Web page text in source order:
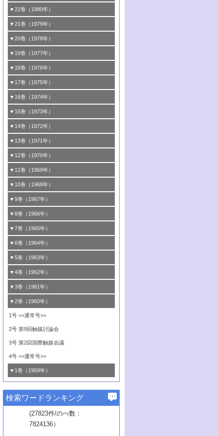
8号 触媒学会創立30周年記念 創立30周年
にあたって/触媒学会創立30周年記念 触媒
化学の現状と展望
7号 電極の応用と機能をさぐる
8号 《通常号》
6号 第58回触媒討論会
7号 触媒構造の精密制御
8号 触媒構造の精密制御
な分子の活性化 水および低級アルカン
7号 金属微粒子とクラスターの触媒作用
8号 《通常号》
4号 活性点の構造と機能
6号 固体，錯体および生体触媒による簡単
2 2
3号 希土類元素化合物の触媒作用
4号 <<通常号>>
6号 触媒・酵素の特異性とセンサー
2号 <<通常号>>
3号 Rhを越えられるか
4号 第50回触媒討論会
6号 <<通常号>>
1号 第47回触媒討論会
2号 工業用触媒の特性と利用
3号 <<通常号>>
4号 第48回触媒討論会
6号 表面測定法の最近の進歩
▼22巻（1980年）
1号 第45回触媒討論会
2号 石炭
3号 資源・エネルギーと触媒
4号 第46回触媒討論会
6号 資源・エネルギーと触媒
▼21巻（1979年）
1号 均一系と不均一系における触媒作用の
2号 均一系と不均一系における触媒作用の
か
3号 均一系と不均一系における触媒作用の
5号 均一系と不均一系における触媒作用の
6号 均一系と不均一系における触媒作用の
関連
▼20巻（1978年）
1号 第42回触媒討論会
2号 触媒利用の新しい展開
3号 新しい担体を求めて/触媒利用の新しい
展開
4号 第43回触媒討論会
5号 <<通常号>>
▼19巻（1977年）
1号 第40回触媒討論会
2号 <<通常号>>
3号 <<通常号>>
4号 第41回触媒討論会
6号 触媒反応の分子レベルでのアプローチ
▼18巻（1976年）
1号 第38回触媒討論会
2号 <<通常号>>
3号 触媒寿命とその予測
4号 第39回触媒討論会
6号 <<通常号>>
▼17巻（1975年）
1号 第36回触媒討論会
2号 固体表面の新しい研究方法
3号 固体表面の新しい研究方法
4号 第37回触媒討論会
の反応性
▼16巻（1974年）
1号 第34回触媒討論会
2号 <<通常号>>
3号 <<通常号>>
4号 第35回触媒討論会
6号 シンポジウムエネルギー・資源・環境
▼15巻（1973年）
1号 第32回触媒討論会
2号 <<通常号>>
3号 触媒反応工学
4号 第33回触媒討論会
6号 環境問題
▼14巻（1972年）
1号 第30回触媒討論会
2号 新しい触媒とプロセス
3号 酵素触媒反応
4号 第31回触媒討論会
6号 <<通常号>>
▼13巻（1971年）
1号 第28回触媒討論会
2号 触媒研究法各論
3号 有機合成における錯体触媒
4号 第29回触媒討論会
6号 有機合成における錯体触媒
▼12巻（1970年）
1号 第26回触媒討論会
2号 触媒研究法
3号 <<通常号>>
4号 第27回触媒討論会
6号 <<通常号>>
▼11巻（1969年）
1号 第24回触媒討論会
2号 <<通常号>>
3号 <<通常号>>
4号 第25回触媒討論会
機構
機構
▼10巻（1968年）
1号 <<通常号>>
2号 <<通常号>>
3号 <<通常号>>
4号 <<通常号>>
6号 第23回触媒討論会
▼9巻（1967年）
1号 <<通常号>>
2号 <<通常号>>
3号 <<通常号>>
4号 <<通常号>>
6号 第21回触媒討論会
▼8巻（1966年）
1号 <<通常号>>
2号 <<通常号>>
3号 第19回触媒討論会
4号 <<通常号>>
▼7巻（1965年）
1号 第16回触媒討論会
2号 <<通常号>>
3号 第17回触媒討論会
4号 <<通常号>>
▼6巻（1964年）
1号 第14回触媒討論会
2号 錯体触媒シンポジウム
3号 <<通常号>>
4号 第15回触媒討論会
▼5巻（1963年）
1号 <<通常号>>
2号 <<通常号>>
3号 第13回触媒討論会
4号 <<通常号>>
▼4巻（1962年）
1号 第11回触媒討論会
2号 <<通常号>>
3号 <<通常号>>
4号 第12回触媒討論会
▼3巻（1961年）
1号 触媒表面の均一性，不均一性について
2号 第10回触媒討論会
3号 <<通常号>>
4号 <<通常号>>
▼2巻（1960年）
1号 <<通常号>>
2号 第9回触媒討論会
3号 第2回国際触媒会議
4号 <<通常号>>
▼1巻（1959年）
2号 <<通常号>>
検索ワードランキング
(27823件/のべ数：
7824136）